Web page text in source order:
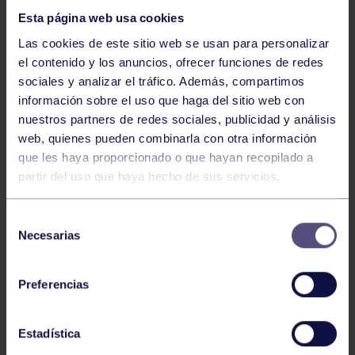
Esta página web usa cookies
Las cookies de este sitio web se usan para personalizar
el contenido y los anuncios, ofrecer funciones de redes
sociales y analizar el tráfico. Además, compartimos
información sobre el uso que haga del sitio web con
nuestros partners de redes sociales, publicidad y análisis
web, quienes pueden combinarla con otra información
que les haya proporcionado o que hayan recopilado a
partir del uso que haya hecho de sus servicios.
Necesarias
Preferencias
Estadística
Atletismo 22 Jun 2026
CAMPEONATO DE ASTURIAS SUB23 Y
ABSOLUTO
Atletismo